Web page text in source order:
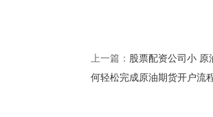
上一篇： 股票配资公司小 原
何轻松完成原油期货开户流